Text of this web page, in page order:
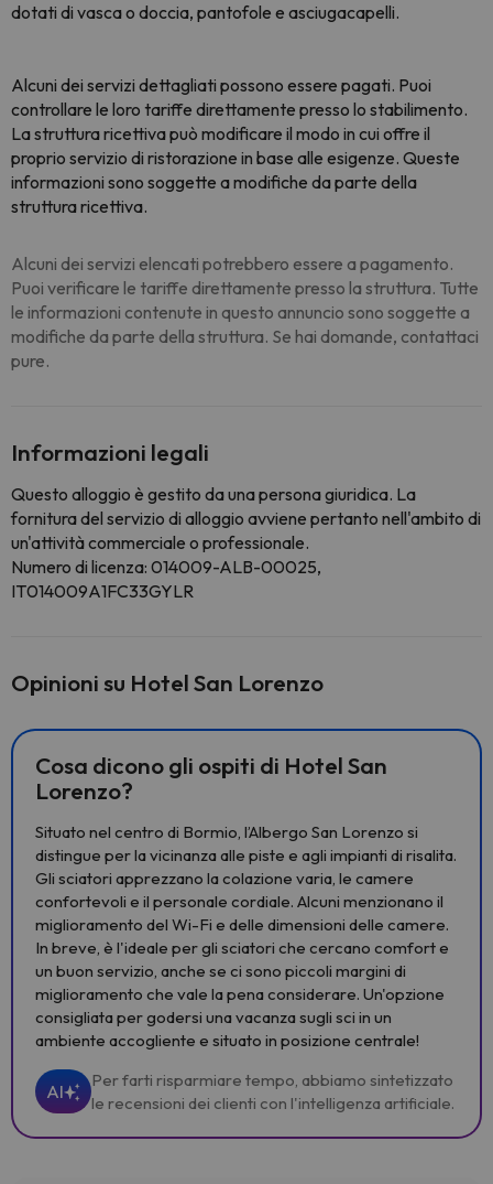
dotati di vasca o doccia, pantofole e asciugacapelli.
Alcuni dei servizi dettagliati possono essere pagati. Puoi
controllare le loro tariffe direttamente presso lo stabilimento.
La struttura ricettiva può modificare il modo in cui offre il
proprio servizio di ristorazione in base alle esigenze. Queste
informazioni sono soggette a modifiche da parte della
struttura ricettiva.
Alcuni dei servizi elencati potrebbero essere a pagamento.
Puoi verificare le tariffe direttamente presso la struttura. Tutte
le informazioni contenute in questo annuncio sono soggette a
modifiche da parte della struttura. Se hai domande, contattaci
pure.
Informazioni legali
Questo alloggio è gestito da una persona giuridica. La
fornitura del servizio di alloggio avviene pertanto nell'ambito di
un'attività commerciale o professionale.
Numero di licenza: 014009-ALB-00025,
IT014009A1FC33GYLR
Opinioni su Hotel San Lorenzo
Cosa dicono gli ospiti di Hotel San
Lorenzo?
Situato nel centro di Bormio, l’Albergo San Lorenzo si
distingue per la vicinanza alle piste e agli impianti di risalita.
Gli sciatori apprezzano la colazione varia, le camere
confortevoli e il personale cordiale. Alcuni menzionano il
miglioramento del Wi-Fi e delle dimensioni delle camere.
In breve, è l'ideale per gli sciatori che cercano comfort e
un buon servizio, anche se ci sono piccoli margini di
miglioramento che vale la pena considerare. Un'opzione
consigliata per godersi una vacanza sugli sci in un
ambiente accogliente e situato in posizione centrale!
AI
Per farti risparmiare tempo, abbiamo sintetizzato
le recensioni dei clienti con l'intelligenza artificiale.